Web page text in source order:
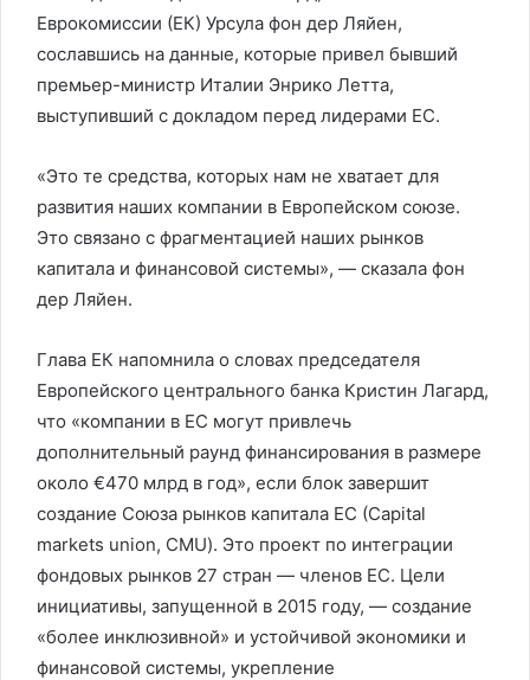
Еврокомиссии (ЕК) Урсула фон дер Ляйен,
сославшись на данные, которые привел бывший
премьер-министр Италии Энрико Летта,
выступивший с докладом перед лидерами ЕС.
«Это те средства, которых нам не хватает для
развития наших компании в Европейском союзе.
Это связано с фрагментацией наших рынков
капитала и финансовой системы», — сказала фон
дер Ляйен.
Глава ЕК напомнила о словах председателя
Европейского центрального банка Кристин Лагард,
что «компании в ЕС могут привлечь
дополнительный раунд финансирования в размере
около €470 млрд в год», если блок завершит
создание Союза рынков капитала ЕС (Capital
markets union, CMU). Это проект по интеграции
фондовых рынков 27 стран — членов ЕС. Цели
инициативы, запущенной в 2015 году, — создание
«более инклюзивной» и устойчивой экономики и
финансовой системы, укрепление